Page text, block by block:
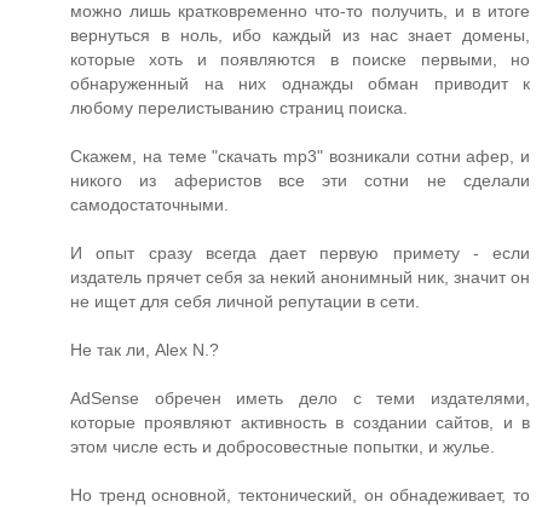
можно лишь кратковременно что-то получить, и в итоге
вернуться в ноль, ибо каждый из нас знает домены,
которые хоть и появляются в поиске первыми, но
обнаруженный на них однажды обман приводит к
любому перелистыванию страниц поиска.
Скажем, на теме "скачать mp3" возникали сотни афер, и
никого из аферистов все эти сотни не сделали
самодостаточными.
И опыт сразу всегда дает первую примету - если
издатель прячет себя за некий анонимный ник, значит он
не ищет для себя личной репутации в сети.
Не так ли, Alex N.?
AdSense обречен иметь дело с теми издателями,
которые проявляют активность в создании сайтов, и в
этом числе есть и добросовестные попытки, и жулье.
Но тренд основной, тектонический, он обнадеживает, то